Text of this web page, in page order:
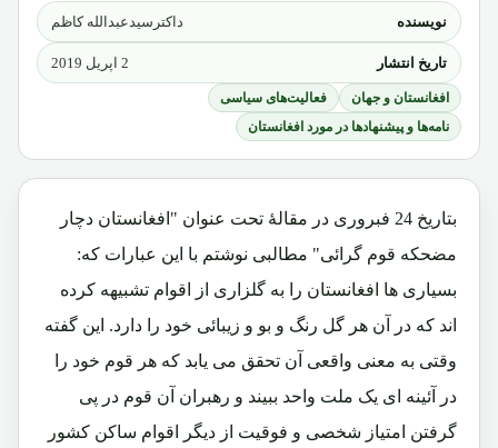
نویسنده داکترسیدعبدالله کاظم
تاریخ انتشار 2 اپریل 2019
افغانستان و جهان
فعالیت‌های سیاسی
نامه‌ها و پیشنهادها در مورد افغانستان
بتاریخ 24 فبروری در مقالۀ تحت عنوان "افغانستان دچار
مضحکه قوم گرائی" مطالبی نوشتم با این عبارات که:
بسیاری ها افغانستان را به گلزاری از اقوام تشبیهه کرده
اند که در آن هر گل رنگ و بو و زیبائی خود را دارد. این گفته
وقتی به معنی واقعی آن تحقق می یابد که هر قوم خود را
در آئینه ای یک ملت واحد ببیند و رهبران آن قوم در پی
گرفتن امتیاز شخصی و فوقیت از دیگر اقوام ساکن کشور